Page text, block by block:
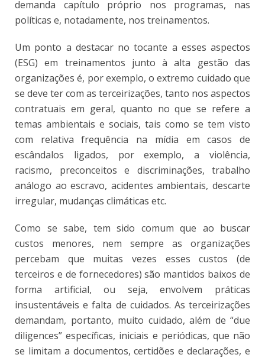
demanda capítulo próprio nos programas, nas
políticas e, notadamente, nos treinamentos.
Um ponto a destacar no tocante a esses aspectos
(ESG) em treinamentos junto à alta gestão das
organizações é, por exemplo, o extremo cuidado que
se deve ter com as terceirizações, tanto nos aspectos
contratuais em geral, quanto no que se refere a
temas ambientais e sociais, tais como se tem visto
com relativa frequência na mídia em casos de
escândalos ligados, por exemplo, a violência,
racismo, preconceitos e discriminações, trabalho
análogo ao escravo, acidentes ambientais, descarte
irregular, mudanças climáticas etc.
Como se sabe, tem sido comum que ao buscar
custos menores, nem sempre as organizações
percebam que muitas vezes esses custos (de
terceiros e de fornecedores) são mantidos baixos de
forma artificial, ou seja, envolvem práticas
insustentáveis e falta de cuidados. As terceirizações
demandam, portanto, muito cuidado, além de “due
diligences” específicas, iniciais e periódicas, que não
se limitam a documentos, certidões e declarações, e